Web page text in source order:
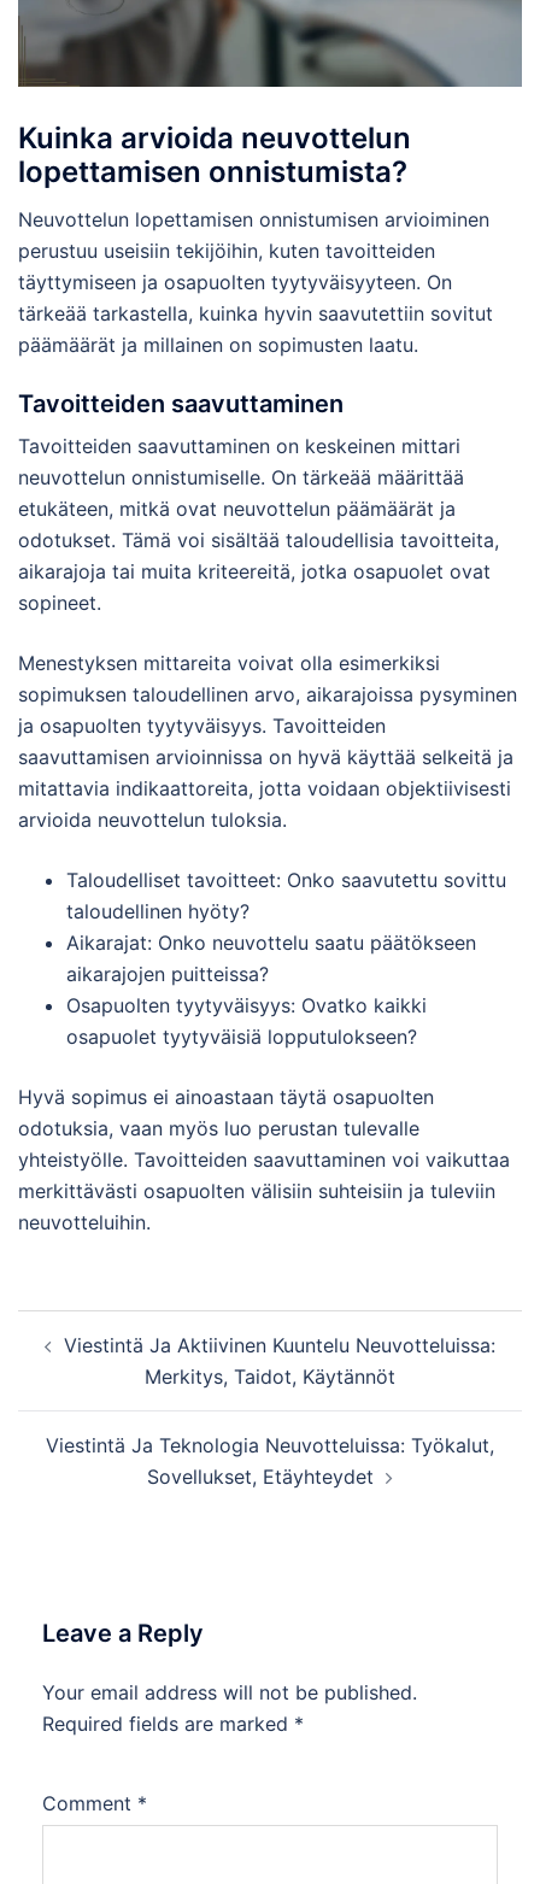
Kuinka arvioida neuvottelun
lopettamisen onnistumista?
Neuvottelun lopettamisen onnistumisen arvioiminen
perustuu useisiin tekijöihin, kuten tavoitteiden
täyttymiseen ja osapuolten tyytyväisyyteen. On
tärkeää tarkastella, kuinka hyvin saavutettiin sovitut
päämäärät ja millainen on sopimusten laatu.
Tavoitteiden saavuttaminen
Tavoitteiden saavuttaminen on keskeinen mittari
neuvottelun onnistumiselle. On tärkeää määrittää
etukäteen, mitkä ovat neuvottelun päämäärät ja
odotukset. Tämä voi sisältää taloudellisia tavoitteita,
aikarajoja tai muita kriteereitä, jotka osapuolet ovat
sopineet.
Menestyksen mittareita voivat olla esimerkiksi
sopimuksen taloudellinen arvo, aikarajoissa pysyminen
ja osapuolten tyytyväisyys. Tavoitteiden
saavuttamisen arvioinnissa on hyvä käyttää selkeitä ja
mitattavia indikaattoreita, jotta voidaan objektiivisesti
arvioida neuvottelun tuloksia.
Taloudelliset tavoitteet: Onko saavutettu sovittu
taloudellinen hyöty?
Aikarajat: Onko neuvottelu saatu päätökseen
aikarajojen puitteissa?
Osapuolten tyytyväisyys: Ovatko kaikki
osapuolet tyytyväisiä lopputulokseen?
Hyvä sopimus ei ainoastaan täytä osapuolten
odotuksia, vaan myös luo perustan tulevalle
yhteistyölle. Tavoitteiden saavuttaminen voi vaikuttaa
merkittävästi osapuolten välisiin suhteisiin ja tuleviin
neuvotteluihin.
navigation
Viestintä Ja Aktiivinen Kuuntelu Neuvotteluissa:
Merkitys, Taidot, Käytännöt
Viestintä Ja Teknologia Neuvotteluissa: Työkalut,
Sovellukset, Etäyhteydet
Leave a Reply
Your email address will not be published.
Required fields are marked *
Comment *